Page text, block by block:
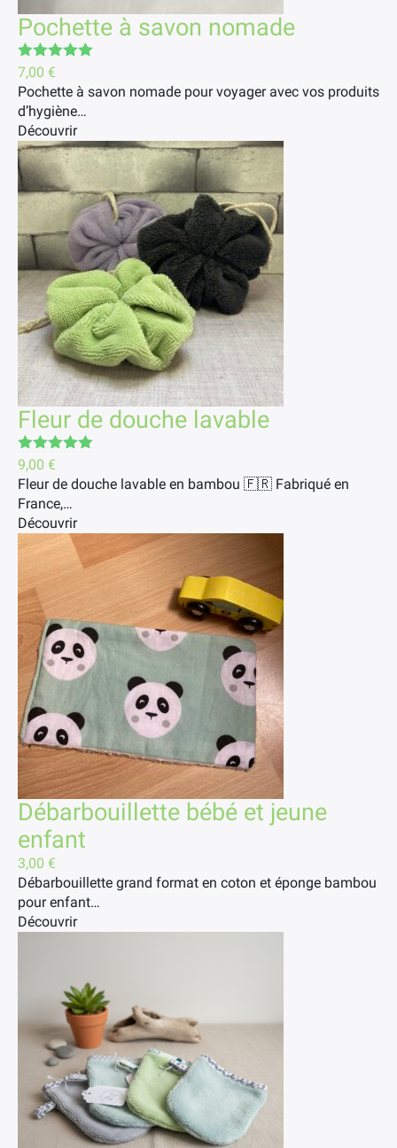
Pochette à savon nomade
Note5.00
sur 5
7,00 €
Pochette à savon nomade pour voyager avec vos produits
d’hygiène…
Découvrir
Fleur de douche lavable
Note5.00
sur 5
9,00 €
Fleur de douche lavable en bambou 🇫🇷 Fabriqué en
France,…
Découvrir
Débarbouillette bébé et jeune
enfant
3,00 €
Débarbouillette grand format en coton et éponge bambou
pour enfant…
Découvrir